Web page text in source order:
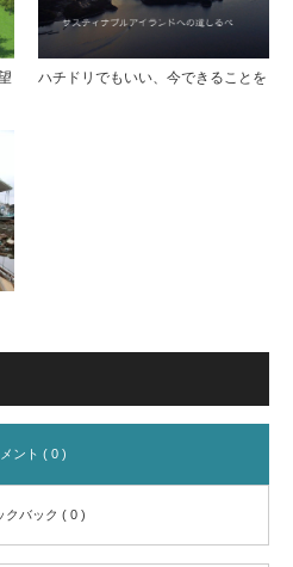
ハチドリでもいい、今できることを
ント ( 0 )
クバック ( 0 )